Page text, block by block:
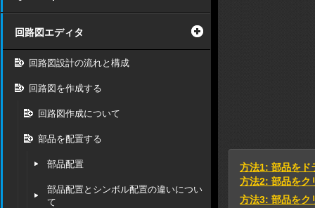
回路図エディタ
回路図設計の流れと構成
回路図を作成する
回路図作成について
部品を配置する
部品配置
部品配置とシンボル配置の違いについ
て
方法1: 部品をド
方法2: 部品をク
方法3: 部品をク